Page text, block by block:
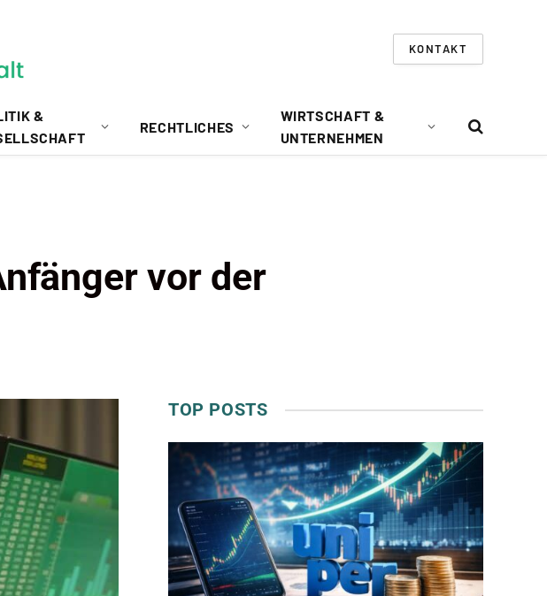
KONTAKT
&
RECHTLICHES
WIRTSCHAFT &
UNTERNEHMEN
vor der
TOP POSTS